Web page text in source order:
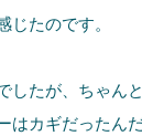
じたのです。
したが、ちゃん
はカギだったん